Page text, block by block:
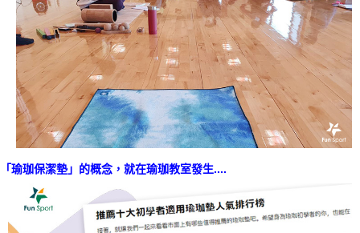
「瑜珈保潔墊」的概念，就在瑜珈教室發生....